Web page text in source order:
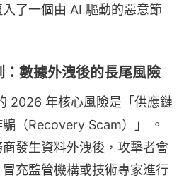
了一個由 AI 驅動的惡意節
數據外洩後的長尾風險
2026 年核心風險是「供應鏈
（Recovery Scam）」 。
發生資料外洩後，攻擊者會
充監管機構或技術專家進行